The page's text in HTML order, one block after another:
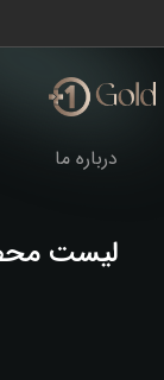
درباره ما
لیست